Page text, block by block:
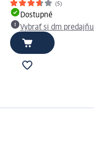
(5)
Dostupné
Vybrať si dm predajňu